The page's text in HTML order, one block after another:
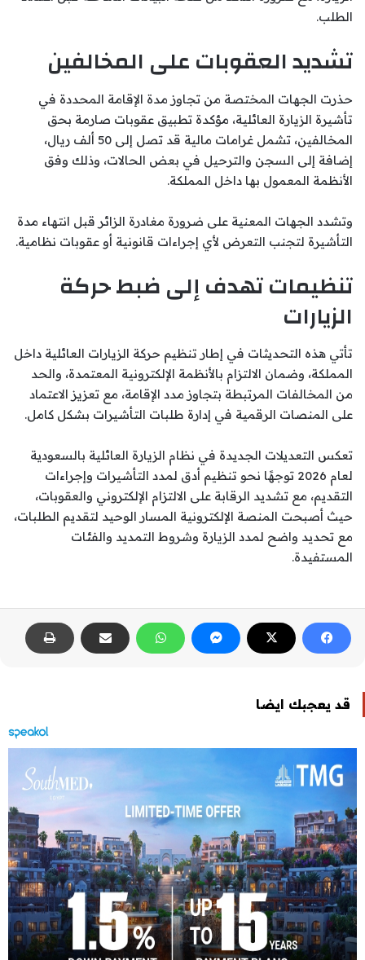
الطلب.
تشديد العقوبات على المخالفين
حذرت الجهات المختصة من تجاوز مدة الإقامة المحددة في
تأشيرة الزيارة العائلية، مؤكدة تطبيق عقوبات صارمة بحق
المخالفين، تشمل غرامات مالية قد تصل إلى 50 ألف ريال،
إضافة إلى السجن والترحيل في بعض الحالات، وذلك وفق
الأنظمة المعمول بها داخل المملكة.
وتشدد الجهات المعنية على ضرورة مغادرة الزائر قبل انتهاء مدة
التأشيرة لتجنب التعرض لأي إجراءات قانونية أو عقوبات نظامية.
تنظيمات تهدف إلى ضبط حركة
الزيارات
تأتي هذه التحديثات في إطار تنظيم حركة الزيارات العائلية داخل
المملكة، وضمان الالتزام بالأنظمة الإلكترونية المعتمدة، والحد
من المخالفات المرتبطة بتجاوز مدد الإقامة، مع تعزيز الاعتماد
على المنصات الرقمية في إدارة طلبات التأشيرات بشكل كامل.
تعكس التعديلات الجديدة في نظام الزيارة العائلية بالسعودية
لعام 2026 توجهًا نحو تنظيم أدق لمدد التأشيرات وإجراءات
التقديم، مع تشديد الرقابة على الالتزام الإلكتروني والعقوبات،
حيث أصبحت المنصة الإلكترونية المسار الوحيد لتقديم الطلبات،
مع تحديد واضح لمدد الزيارة وشروط التمديد والفئات
المستفيدة.
قد يعجبك ايضا